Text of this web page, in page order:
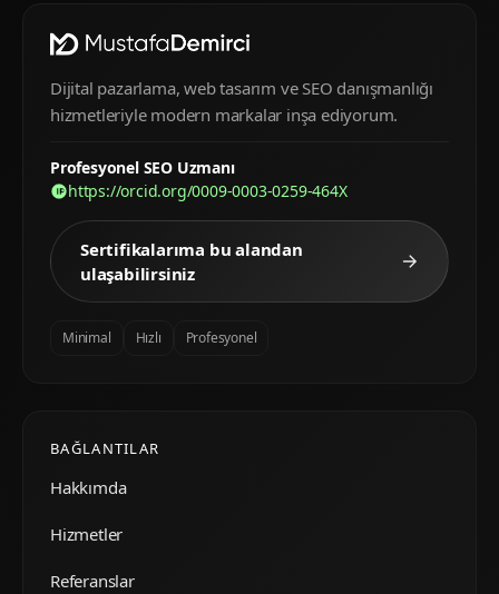
Dijital pazarlama, web tasarım ve SEO danışmanlığı
hizmetleriyle modern markalar inşa ediyorum.
Profesyonel SEO Uzmanı
https://orcid.org/0009-0003-0259-464X
Sertifikalarıma bu alandan
ulaşabilirsiniz
Minimal Hızlı Profesyonel
BAĞLANTILAR
Hakkımda
Hizmetler
Referanslar